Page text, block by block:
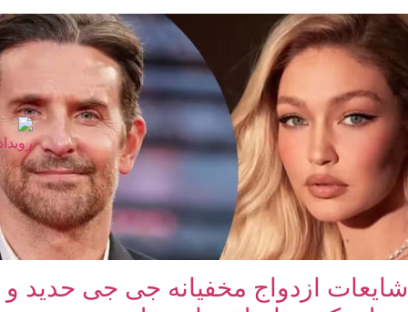
شایعات ازدواج مخفیانه جی جی حدید و